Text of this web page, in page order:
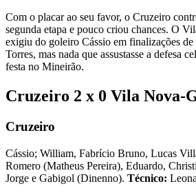
Com o placar ao seu favor, o Cruzeiro
segunda etapa e pouco criou chances. O
exigiu do goleiro Cássio em finalizações
Torres, mas nada que assustasse a defesa
festa no Mineirão.
Cruzeiro 2 x 0 Vila Nova-
Cruzeiro
Cássio; William, Fabrício Bruno, Lucas
Romero (Matheus Pereira), Eduardo,
Jorge e Gabigol (Dinenno). Técnico: